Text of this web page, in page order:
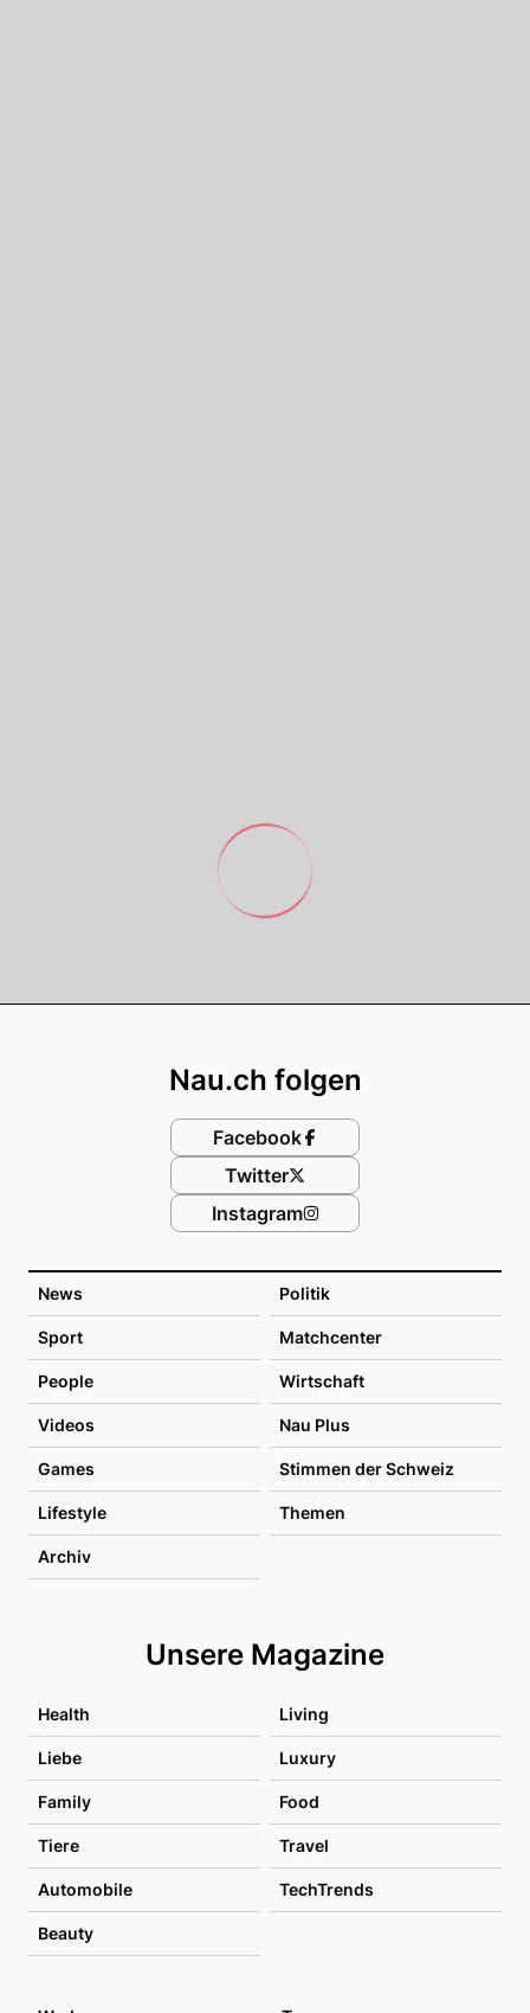
News Politik
Sport Matchcenter
People Wirtschaft
Videos Nau Plus
Games Stimmen der Schweiz
Lifestyle Themen
Archiv
Unsere Magazine
Health Living
Liebe Luxury
Family Food
Tiere Travel
Automobile TechTrends
Beauty
Nau.ch folgen
Facebook
Twitter
Instagram